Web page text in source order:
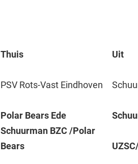
Thuis Uit
PSV Rots-Vast Eindhoven
Polar Bears Ede
Schuurman BZC /Polar
Bears